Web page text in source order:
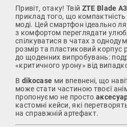
Привіт, отаку! Твій ZTE Blade
приклад того, що компактність
моді. Цей смартфон ідеально
з комфортом переглядати
спілкуватися в чатах з
розмір та пластиковий корпус
до щоденних випробувань:
«критичного урону» від
В dikocase ми впевнені, що
може стати частиною твоєї
пропонуємо не просто
кастомні кейси, які
на справжній артефакт.